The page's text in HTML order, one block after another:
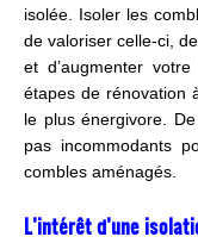
isolée. Isoler les
de valoriser celle-ci,
et d’augmenter
étapes de rénovation
le plus énergivore.
pas incommodants
combles aménagés.
L’intérêt d’une